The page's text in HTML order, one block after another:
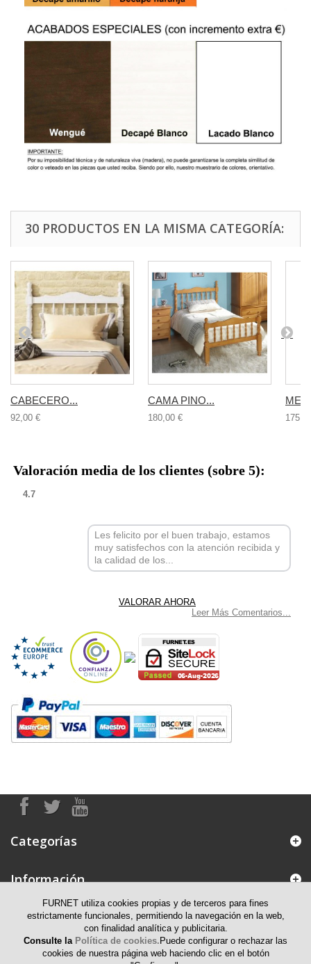
30 PRODUCTOS EN LA MISMA CATEGORÍA:
CABECERO...
92,00 €
CAMA PINO...
180,00 €
Valoración media de los clientes (sobre 5):
4.7
Les felicito por el buen trabajo, estamos
muy satisfechos con la atención recibida y
la calidad de los...
Leer Más Comentarios...
Categorías
Información
Mi cuenta
Información de contacto
FURNET utiliza cookies propias y de terceros para fines
estrictamente funcionales, permitiendo la navegación en la web,
con finalidad analítica y publicitaria.
Consulte la Política de cookies. Puede configurar o rechazar las
cookies de nuestra página web haciendo clic en el botón